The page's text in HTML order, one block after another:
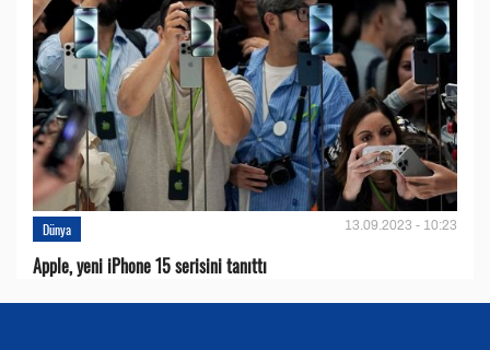
Dünya 13.09.2023 - 10:23
Apple, yeni iPhone 15 serisini tanıttı